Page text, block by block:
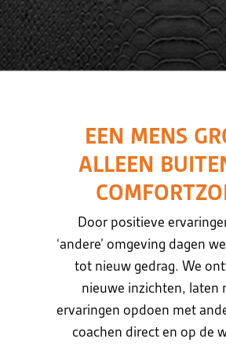
EEN MENS
ALLEEN
Door positieve
‘andere’ omgeving dagen
tot nieuw gedrag. We
nieuwe inzichten, laten
ervaringen opdoen met
coachen direct en op de